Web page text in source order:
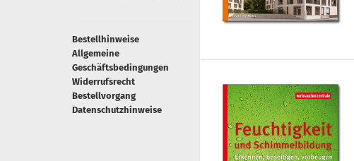
Bestellhinweise
Allgemeine
Geschäftsbedingungen
Widerrufsrecht
Bestellvorgang
Datenschutzhinweise